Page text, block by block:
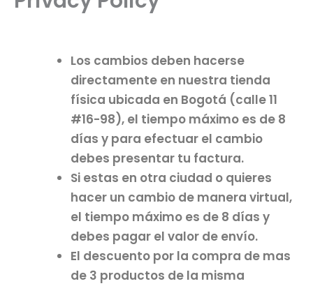
Los cambios deben hacerse
directamente en nuestra tienda
física ubicada en Bogotá (calle 11
#16-98), el tiempo máximo es de 8
días y para efectuar el cambio
debes presentar tu factura.
Si estas en otra ciudad o quieres
hacer un cambio de manera virtual,
el tiempo máximo es de 8 días y
debes pagar el valor de envío.
El descuento por la compra de mas
de 3 productos de la misma